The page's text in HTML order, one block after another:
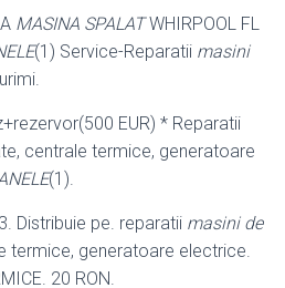
MASINA SPALATWHIRPOOL FL
(1) Service-Reparatii masini
EUR) * Reparatii
centrale termice, generatoare
(1).
Distribuie pe. reparatii masini de
termice, generatoare electrice.
20 RON.